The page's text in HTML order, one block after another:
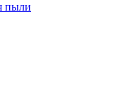
пыли